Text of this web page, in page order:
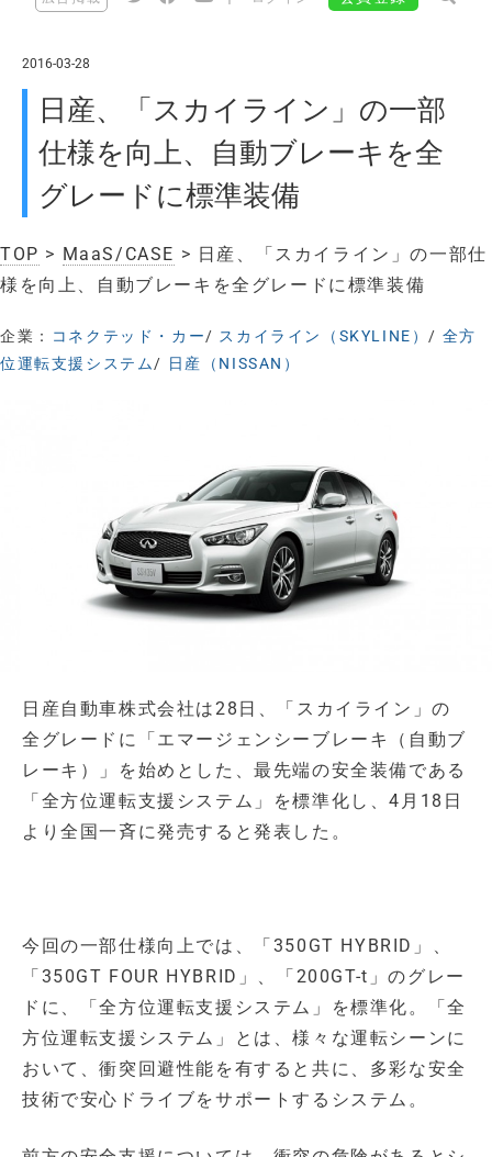
2016-03-28
日産、「スカイライン」の一部
仕様を向上、自動ブレーキを全
グレードに標準装備
TOP > MaaS/CASE > 日産、「スカイライン」の一部仕
様を向上、自動ブレーキを全グレードに標準装備
企業： コネクテッド・カー/ スカイライン（SKYLINE）/ 全方
位運転支援システム/ 日産（NISSAN）
日産自動車株式会社は28日、「スカイライン」の
全グレードに「エマージェンシーブレーキ（自動ブ
レーキ）」を始めとした、最先端の安全装備である
「全方位運転支援システム」を標準化し、4月18日
より全国一斉に発売すると発表した。
今回の一部仕様向上では、「350GT HYBRID」、
「350GT FOUR HYBRID」、「200GT-t」のグレー
ドに、「全方位運転支援システム」を標準化。「全
方位運転支援システム」とは、様々な運転シーンに
おいて、衝突回避性能を有すると共に、多彩な安全
技術で安心ドライブをサポートするシステム。